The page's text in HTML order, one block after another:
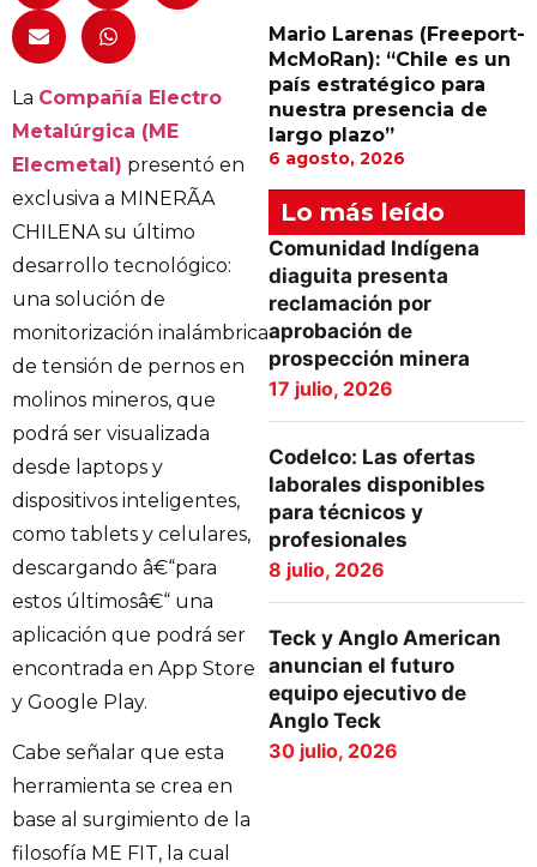
La Compañía Electro
Metalúrgica (ME
Elecmetal) presentó en
exclusiva a MINERÃA
CHILENA su último
desarrollo tecnológico:
una solución de
monitorización inalámbrica
de tensión de pernos en
molinos mineros, que
podrá ser visualizada
desde laptops y
dispositivos inteligentes,
como tablets y celulares,
descargando â€“para
estos últimosâ€“ una
aplicación que podrá ser
encontrada en App Store
y Google Play.
Cabe señalar que esta
herramienta se crea en
base al surgimiento de la
filosofía ME FIT, la cual
Mario Larenas (Freeport-
McMoRan): “Chile es un
país estratégico para
nuestra presencia de
largo plazo”
6 agosto, 2026
Lo más leído
Comunidad Indígena
diaguita presenta
reclamación por
aprobación de
prospección minera
17 julio, 2026
Codelco: Las ofertas
laborales disponibles
para técnicos y
profesionales
8 julio, 2026
Teck y Anglo American
anuncian el futuro
equipo ejecutivo de
Anglo Teck
30 julio, 2026